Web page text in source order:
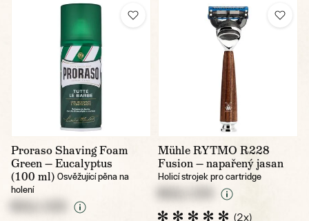
Proraso Shaving Foam
Green — Eucalyptus
(100 ml) Osvěžující pěna na
holení
Mühle RYTMO R228
Fusion — napařený jasan
Holicí strojek pro cartridge
(2x)